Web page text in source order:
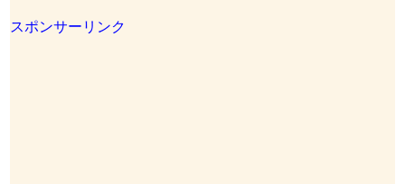
スポンサーリンク